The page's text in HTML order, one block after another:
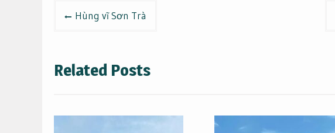
Điều
bài
Hùng vĩ Sơn Trà
Related Posts